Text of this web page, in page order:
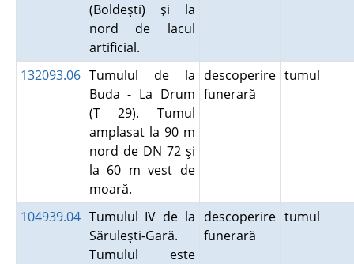
(Boldeşti) şi la
nord de lacul
artificial.
132093.06 Tumulul de la
Buda - La Drum
(T 29). Tumul
amplasat la 90 m
nord de DN 72 şi
la 60 m vest de
moară.
descoperire
funerară
tumul
104939.04 Tumulul IV de la
Săruleşti-Gară.
Tumulul este
descoperire
funerară
tumul